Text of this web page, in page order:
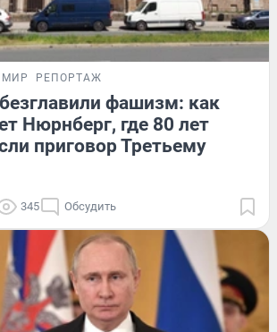
МИР РЕПОРТАЖ
фашизм: как
Нюрнберг, где 80 лет
приговор Третьему
345 Обсудить